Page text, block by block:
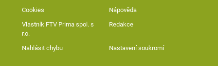
Cookies Nápověda
Vlastník FTV Prima spol. s
r.o.
Redakce
Nahlásit chybu Nastavení soukromí